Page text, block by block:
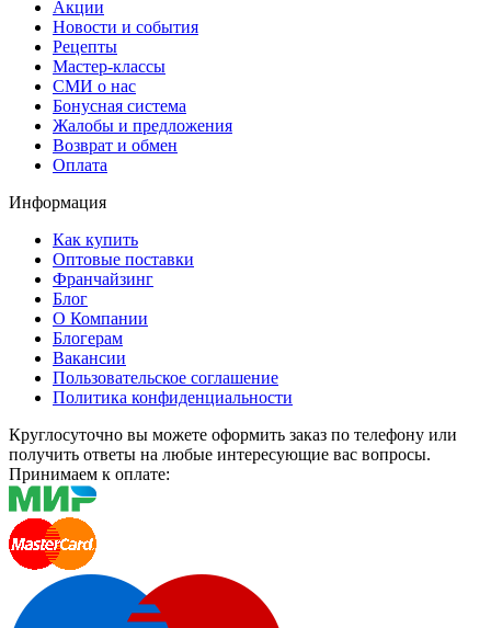
Акции
Новости и события
Рецепты
Мастер-классы
СМИ о нас
Бонусная система
Жалобы и предложения
Возврат и обмен
Оплата
Информация
Как купить
Оптовые поставки
Франчайзинг
Блог
О Компании
Блогерам
Вакансии
Пользовательское соглашение
Политика конфиденциальности
Круглосуточно вы можете оформить заказ по телефону или
получить ответы на любые интересующие вас вопросы.
Принимаем к оплате: